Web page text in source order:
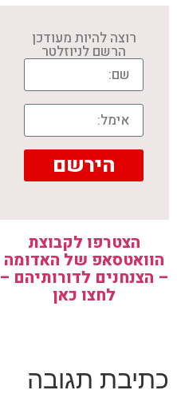
רוצה להיות מעודכן
הרשם לניוזלטר
הירשם
הצטרפו לקבוצת
הוואטסאפ של האדומה
– הצנחנים לדורותיהם –
לחצו כאן
כתיבת תגובה